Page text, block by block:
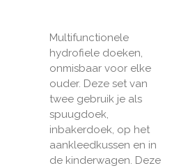
Multifunctionele
hydrofiele doeken,
onmisbaar voor elke
ouder. Deze set van
twee gebruik je als
spuugdoek,
inbakerdoek, op het
aankleedkussen en in
de kinderwagen. Deze